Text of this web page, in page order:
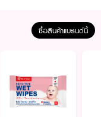
ซื้อสินค้าแบรนด์นี้